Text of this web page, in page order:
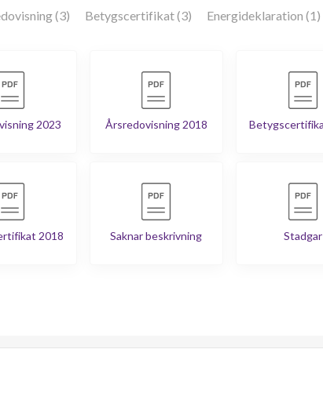
(3) Betygscertifikat (3) Energideklaration (1)
2023 Årsredovisning 2018
2018 Saknar beskrivning Stadgar